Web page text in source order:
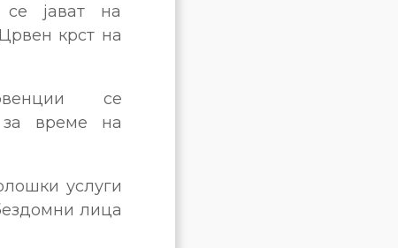
јават на
крст на
се
за време на
услуги
лица